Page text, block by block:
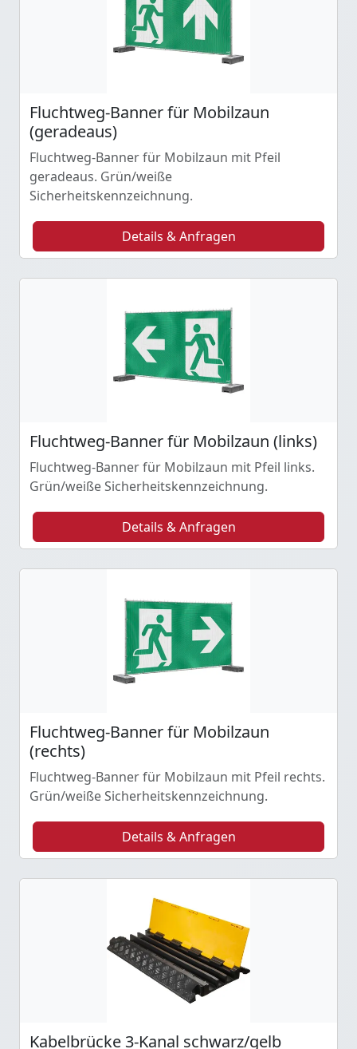
Fluchtweg-Banner für Mobilzaun
(geradeaus)
Fluchtweg-Banner für Mobilzaun mit Pfeil
geradeaus. Grün/weiße
Sicherheitskennzeichnung.
Details & Anfragen
Fluchtweg-Banner für Mobilzaun (links)
Fluchtweg-Banner für Mobilzaun mit Pfeil links.
Grün/weiße Sicherheitskennzeichnung.
Details & Anfragen
Fluchtweg-Banner für Mobilzaun
(rechts)
Fluchtweg-Banner für Mobilzaun mit Pfeil rechts.
Grün/weiße Sicherheitskennzeichnung.
Details & Anfragen
Kabelbrücke 3-Kanal schwarz/gelb